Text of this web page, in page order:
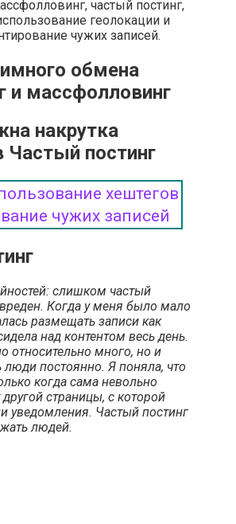
частый постинг,
геолокации и
чужих записей.
обмена
и массфолловинг
накрутка
Частый постинг
хештегов
чужих записей
слишком частый
Когда у меня было мало
размещать записи как
над контентом весь день.
относительно много, но и
люди постоянно. Я поняла, что
когда сама невольно
другой страницы, с которой
уведомления. Частый постинг
людей.